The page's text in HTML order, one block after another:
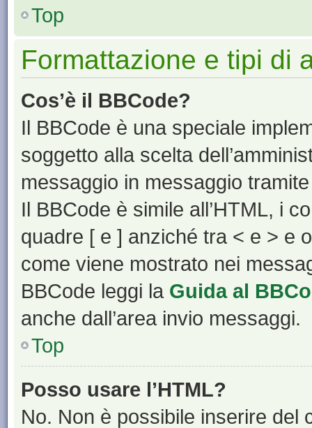
Top
Formattazione e tipi di
Cos’è il BBCode?
Il BBCode è una speciale
soggetto alla scelta
messaggio in messaggio
Il BBCode è simile all’HTML, i
quadre [ e ] anziché tra < e > e
come viene mostrato nei
BBCode leggi la Guida al
anche dall’area invio messaggi.
Top
Posso usare l’HTML?
No. Non è possibile inserire del